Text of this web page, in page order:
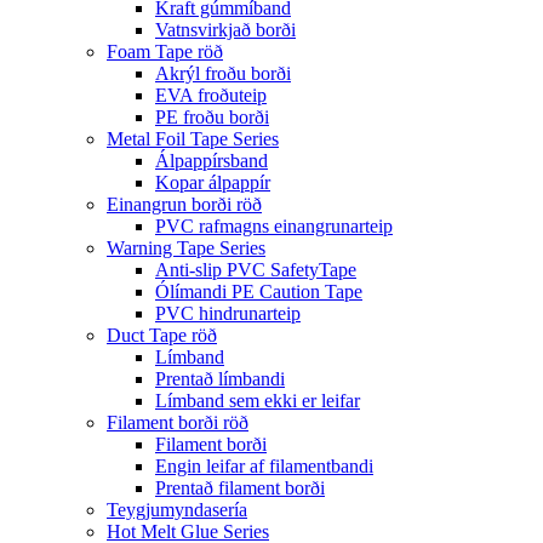
Kraft gúmmíband
Vatnsvirkjað borði
Foam Tape röð
Akrýl froðu borði
EVA froðuteip
PE froðu borði
Metal Foil Tape Series
Álpappírsband
Kopar álpappír
Einangrun borði röð
PVC rafmagns einangrunarteip
Warning Tape Series
Anti-slip PVC SafetyTape
Ólímandi PE Caution Tape
PVC hindrunarteip
Duct Tape röð
Límband
Prentað límbandi
Límband sem ekki er leifar
Filament borði röð
Filament borði
Engin leifar af filamentbandi
Prentað filament borði
Teygjumyndasería
Hot Melt Glue Series